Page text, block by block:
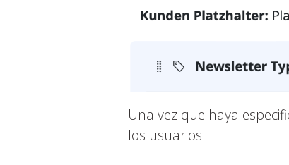
Una vez que haya
los usuarios.